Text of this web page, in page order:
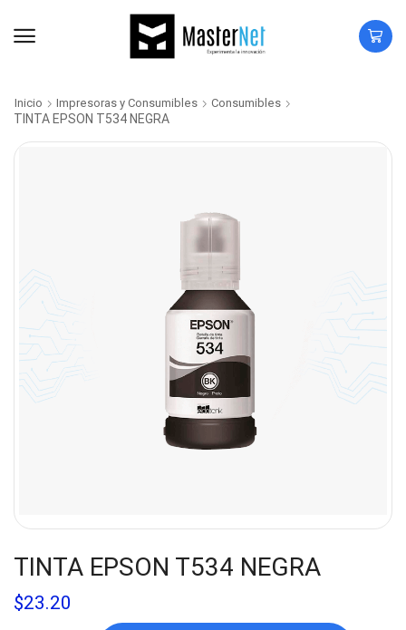
Inicio Impresoras y Consumibles Consumibles
TINTA EPSON T534 NEGRA
TINTA EPSON T534 NEGRA
$23.20